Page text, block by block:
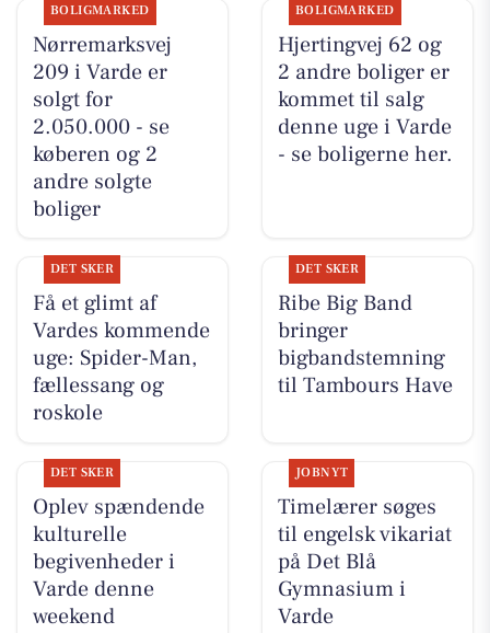
BOLIGMARKED
Nørremarksvej
209 i Varde er
solgt for
2.050.000 - se
køberen og 2
andre solgte
boliger
BOLIGMARKED
Hjertingvej 62 og
2 andre boliger er
kommet til salg
denne uge i Varde
- se boligerne her.
DET SKER
Få et glimt af
Vardes kommende
uge: Spider-Man,
fællessang og
roskole
DET SKER
Ribe Big Band
bringer
bigbandstemning
til Tambours Have
DET SKER
Oplev spændende
kulturelle
begivenheder i
Varde denne
weekend
JOBNYT
Timelærer søges
til engelsk vikariat
på Det Blå
Gymnasium i
Varde